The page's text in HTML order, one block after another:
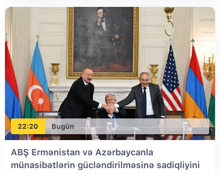
22:20 Bugün
ABŞ Ermənistan və Azərbaycanla
münasibətlərin gücləndirilməsinə sadiqliyini